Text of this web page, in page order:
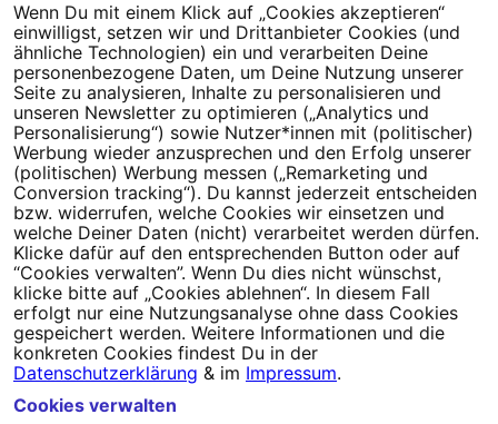
Bereits1.705.990 Unterzeichner*innen.
Das Ziel ist 1.750.000 Unterzeichner*innen.
Mache jetzt mit!
Unterzeichnen via
Facebook
Google
Oder trage Deine Daten ein
Ich bin damit einverstanden, dass meine Appell-Unterzeichnung, E-
Mail, Name und Ort zur Durchführung des Appells gespeichert
werden. Diese Einwilligung kann jederzeit widerrufen werden.
Wenn Du mit einem Klick auf „Cookies akzeptieren“
einwilligst, setzen wir und Drittanbieter Cookies (und
ähnliche Technologien) ein und verarbeiten Deine
personenbezogene Daten, um Deine Nutzung unserer
Seite zu analysieren, Inhalte zu personalisieren und
unseren Newsletter zu optimieren („Analytics und
Personalisierung“) sowie Nutzer*innen mit (politischer)
Werbung wieder anzusprechen und den Erfolg unserer
(politischen) Werbung messen („Remarketing und
Conversion tracking“). Du kannst jederzeit entscheiden
bzw. widerrufen, welche Cookies wir einsetzen und
welche Deiner Daten (nicht) verarbeitet werden dürfen.
Klicke dafür auf den entsprechenden Button oder auf
“Cookies verwalten”. Wenn Du dies nicht wünschst,
klicke bitte auf „Cookies ablehnen“. In diesem Fall
erfolgt nur eine Nutzungsanalyse ohne dass Cookies
gespeichert werden. Weitere Informationen und die
konkreten Cookies findest Du in der
Datenschutzerklärung & im Impressum.
Cookies verwalten